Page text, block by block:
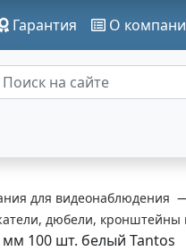
Гарантия О
для видеонаблюдения
дюбели, кронштейны
100 шт. белый Tantos